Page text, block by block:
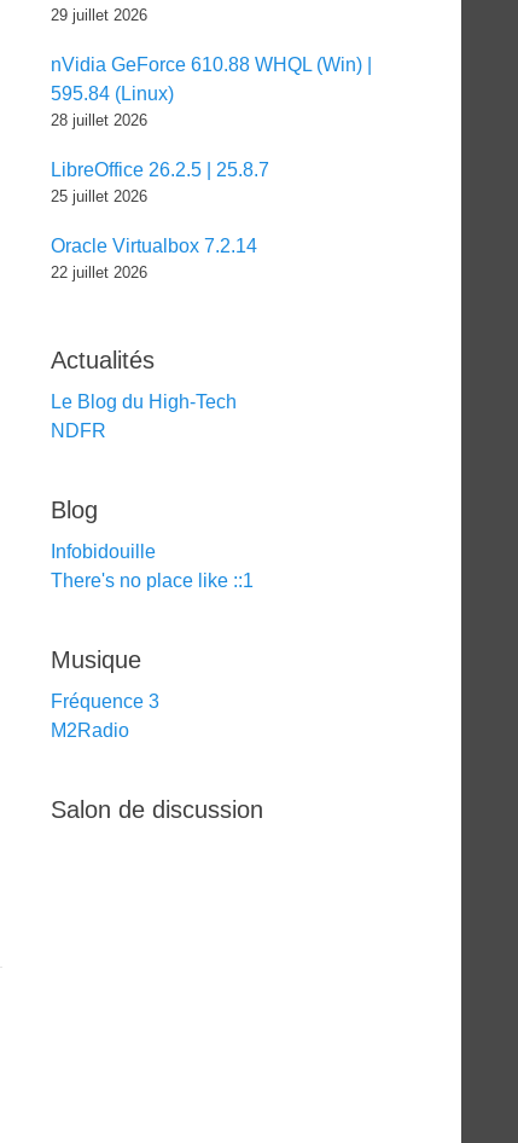
29 juillet 2026
nVidia GeForce 610.88 WHQL (Win) |
595.84 (Linux)
28 juillet 2026
LibreOffice 26.2.5 | 25.8.7
25 juillet 2026
Oracle Virtualbox 7.2.14
22 juillet 2026
Actualités
Le Blog du High-Tech
NDFR
Blog
Infobidouille
There's no place like ::1
Musique
Fréquence 3
M2Radio
Salon de discussion